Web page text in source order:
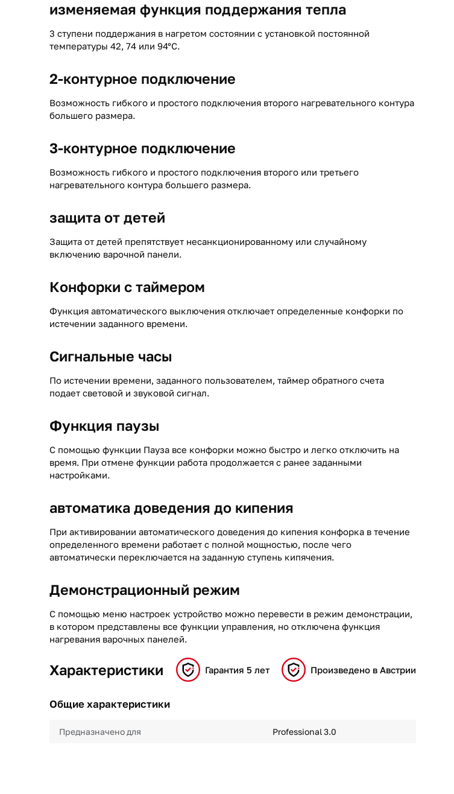
изменяемая функция поддержания тепла
3 ступени поддержания в нагретом состоянии с установкой постоянной
температуры 42, 74 или 94°C.
2-контурное подключение
Возможность гибкого и простого подключения второго нагревательного контура
большего размера.
3-контурное подключение
Возможность гибкого и простого подключения второго или третьего
нагревательного контура большего размера.
защита от детей
Защита от детей препятствует несанкционированному или случайному
включению варочной панели.
Конфорки с таймером
Функция автоматического выключения отключает определенные конфорки по
истечении заданного времени.
Сигнальные часы
По истечении времени, заданного пользователем, таймер обратного счета
подает световой и звуковой сигнал.
Функция паузы
С помощью функции Пауза все конфорки можно быстро и легко отключить на
время. При отмене функции работа продолжается с ранее заданными
настройками.
автоматика доведения до кипения
При активировании автоматического доведения до кипения конфорка в течение
определенного времени работает с полной мощностью, после чего
автоматически переключается на заданную ступень кипячения.
Демонстрационный режим
С помощью меню настроек устройство можно перевести в режим демонстрации,
в котором представлены все функции управления, но отключена функция
нагревания варочных панелей.
Характеристики Гарантия 5 лет Произведено в Австрии
Общие характеристики
Предназначено для Professional 3.0